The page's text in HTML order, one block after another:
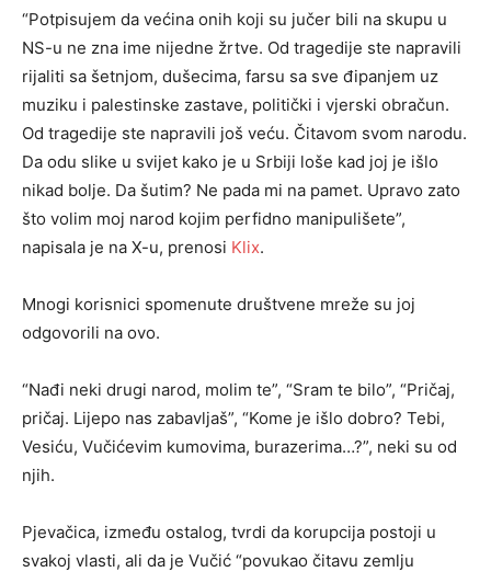
“Potpisujem da većina onih koji su jučer bili na skupu u
NS-u ne zna ime nijedne žrtve. Od tragedije ste napravili
rijaliti sa šetnjom, dušecima, farsu sa sve đipanjem uz
muziku i palestinske zastave, politički i vjerski obračun.
Od tragedije ste napravili još veću. Čitavom svom narodu.
Da odu slike u svijet kako je u Srbiji loše kad joj je išlo
nikad bolje. Da šutim? Ne pada mi na pamet. Upravo zato
što volim moj narod kojim perfidno manipulišete”,
napisala je na X-u, prenosi Klix.
Mnogi korisnici spomenute društvene mreže su joj
odgovorili na ovo.
“Nađi neki drugi narod, molim te”, “Sram te bilo”, “Pričaj,
pričaj. Lijepo nas zabavljaš”, “Kome je išlo dobro? Tebi,
Vesiću, Vučićevim kumovima, burazerima…?”, neki su od
njih.
Pjevačica, između ostalog, tvrdi da korupcija postoji u
svakoj vlasti, ali da je Vučić “povukao čitavu zemlju